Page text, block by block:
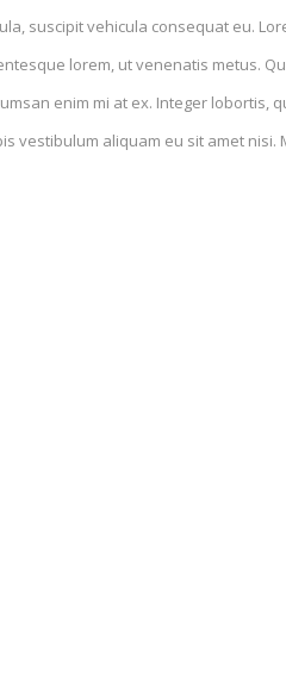
suscipit vehicula consequat eu.
lorem, ut venenatis metus.
enim mi at ex. Integer lobortis,
vestibulum aliquam eu sit amet